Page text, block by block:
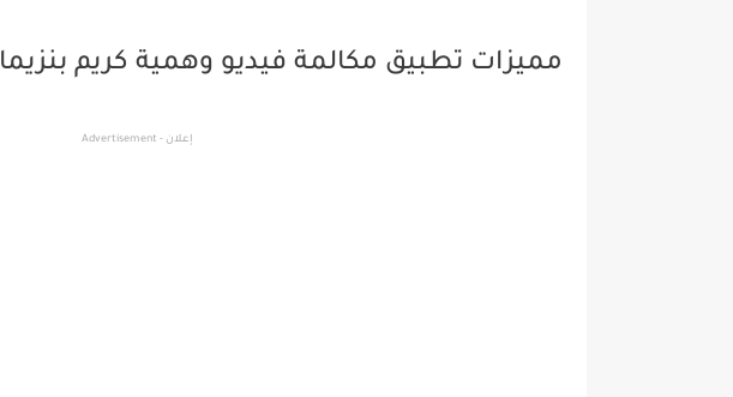
مميزات تطبيق مكالمة فيديو وهمية كريم بنزيما
إعلان - Advertisement